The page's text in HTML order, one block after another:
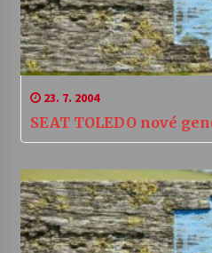
23. 7. 2004
SEAT TOLEDO nové